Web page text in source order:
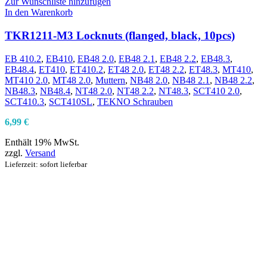
In den Warenkorb
TKR1211-M3 Locknuts (flanged, black, 10pcs)
EB 410.2, EB410, EB48 2.0, EB48 2.1 , EB48 2.2, EB48.3,
EB48.4, ET410, ET410.2, ET48 2.0, ET48 2.2, ET48.3, MT410,
MT410 2.0, MT48 2.0, Muttern, NB48 2.0, NB48 2.1 , NB48 2.2,
NB48.3, NB48.4, NT48 2.0, NT48 2.2, NT48.3, SCT410 2.0,
SCT410.3, SCT410SL, TEKNO Schrauben
6,99 €
Enthält 19% MwSt.
zzgl. Versand
Lieferzeit: sofort lieferbar